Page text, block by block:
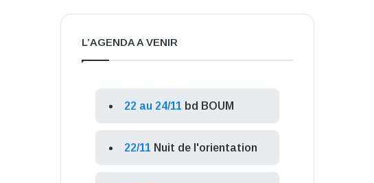
L’AGENDA A VENIR
22 au 24/11 bd BOUM
22/11 Nuit de l'orientation